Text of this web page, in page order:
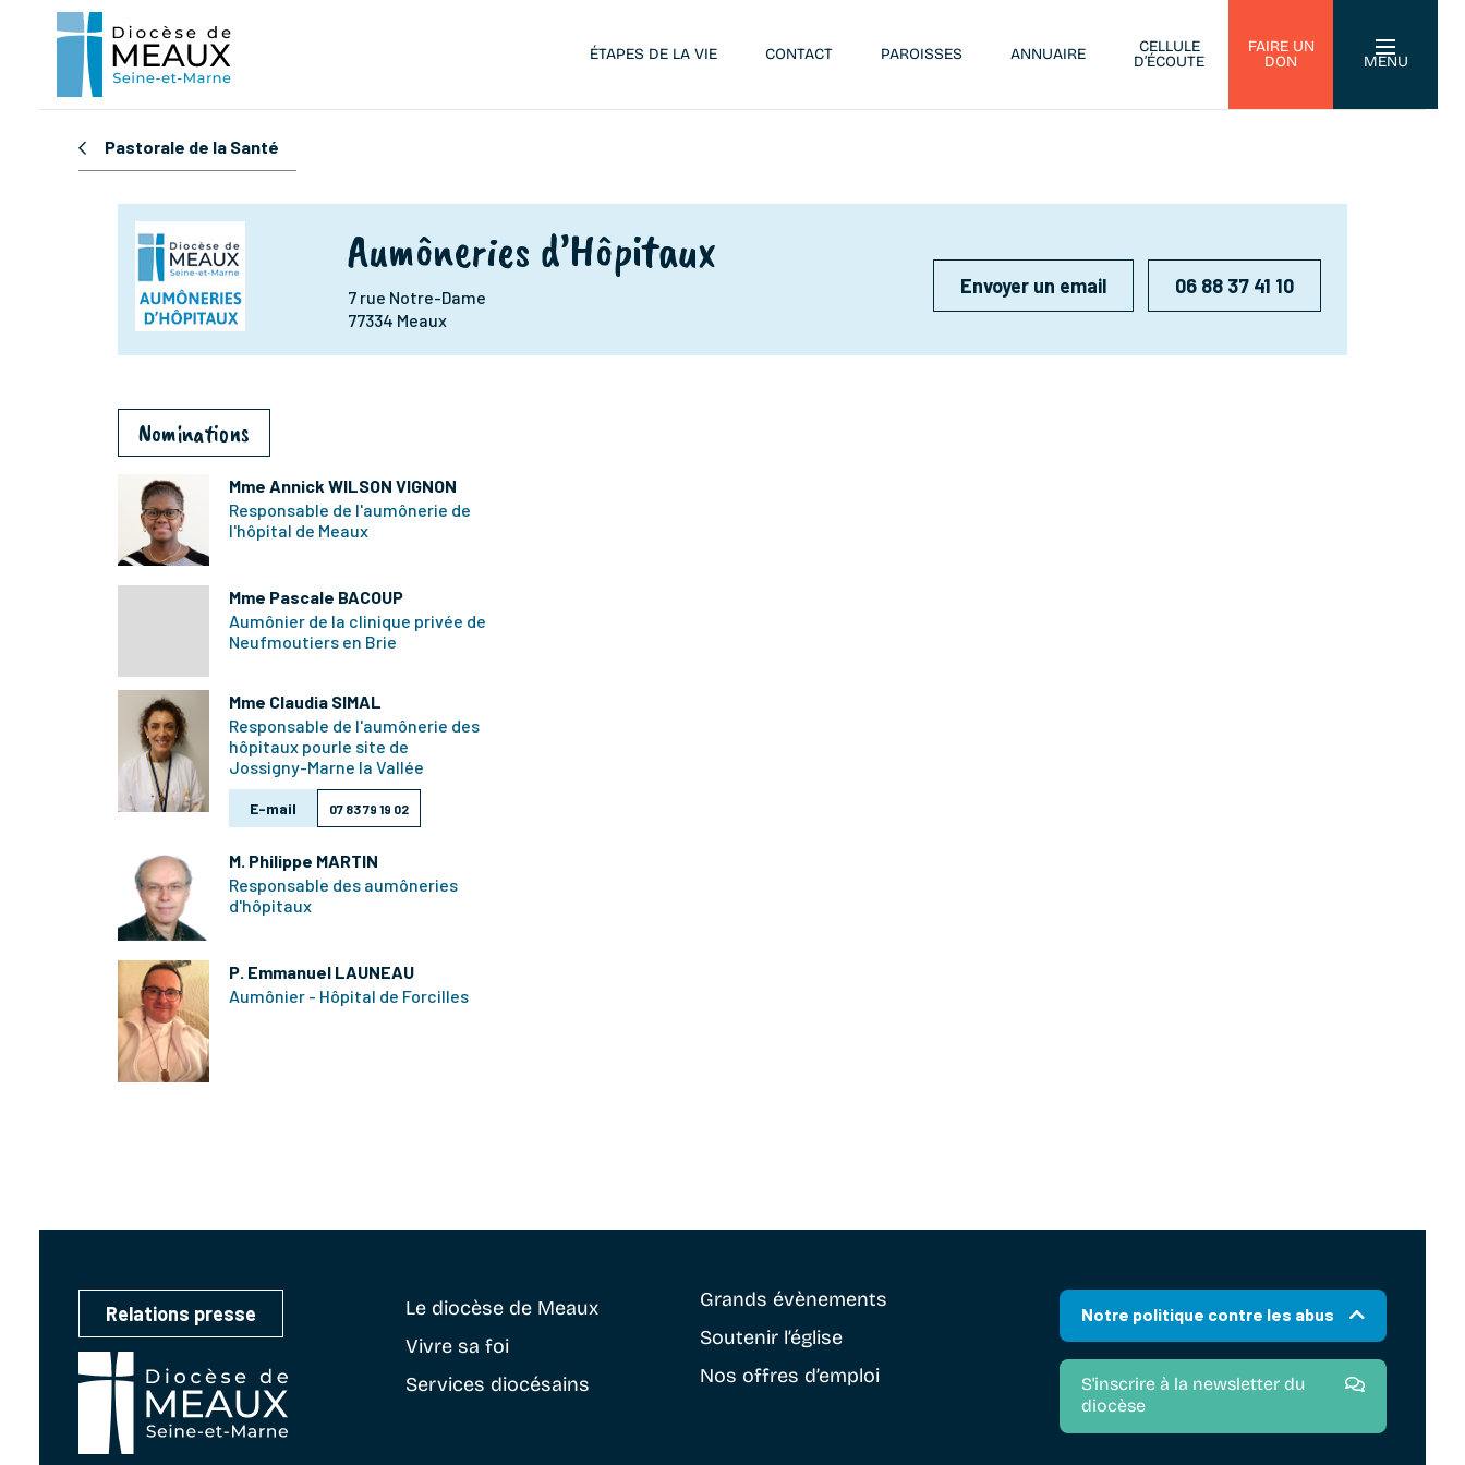
ÉTAPES DE LA VIE CONTACT PAROISSES ANNUAIRE
CELLULE
D’ÉCOUTE
FAIRE UN
DON
MENU
Pastorale de la Santé
Aumôneries d’Hôpitaux
7 rue Notre-Dame
77334 Meaux
Envoyer un email 06 88 37 41 10
Nominations
Mme Annick WILSON VIGNON
Responsable de l'aumônerie de
l'hôpital de Meaux
Mme Pascale BACOUP
Aumônier de la clinique privée de
Neufmoutiers en Brie
Mme Claudia SIMAL
Responsable de l'aumônerie des
hôpitaux pourle site de
Jossigny-Marne la Vallée
E-mail 07 83 79 19 02
M. Philippe MARTIN
Responsable des aumôneries
d'hôpitaux
P. Emmanuel LAUNEAU
Aumônier - Hôpital de Forcilles
Relations presse Le diocèse de Meaux
Vivre sa foi
Services diocésains
Grands évènements
Soutenir l’église
Nos offres d’emploi
Notre politique contre les abus
S'inscrire à la newsletter du
diocèse